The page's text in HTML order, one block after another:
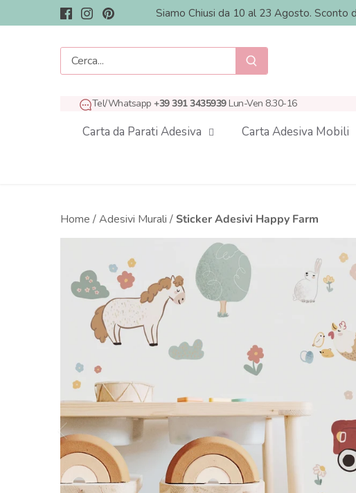
al
Siamo Chiusi da 10 al 23 Agosto. Sconto
Tel/Whatsapp +39 391 3435939Lun-Ven 8.30-16
Carta da Parati Adesiva Carta Adesiva Mobili
Home /Adesivi Murali / Sticker Adesivi Happy Farm